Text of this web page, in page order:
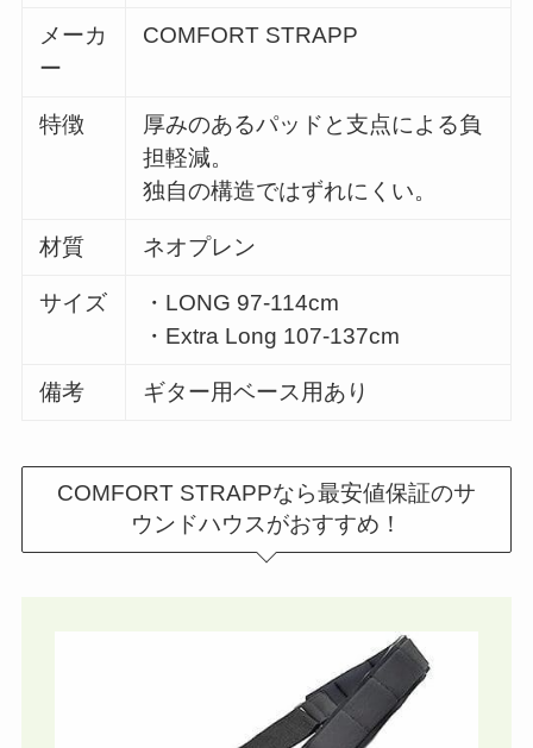
メーカ
ー
COMFORT STRAPP
特徴
厚みのあるパッドと支点による負
担軽減。
独自の構造ではずれにくい。
材質 ネオプレン
サイズ
・LONG 97-114cm
・Extra Long 107-137cm
備考 ギター用ベース用あり
COMFORT STRAPPなら最安値保証のサ
ウンドハウスがおすすめ！